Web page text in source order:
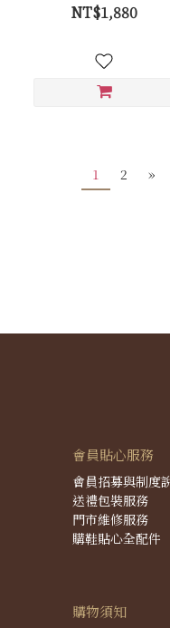
NT$1,880
1 2 »
會員貼心服務
會員招募與制度
送禮包裝服務
門市維修服務
購鞋貼心全配件
購物須知